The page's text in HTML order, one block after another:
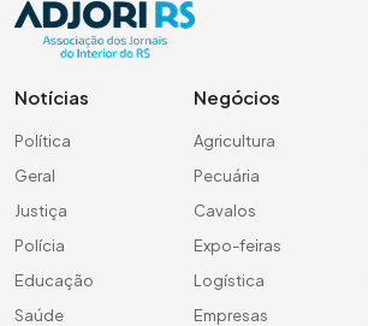
Notícias
Política
Geral
Justiça
Polícia
Educação
Saúde
Negócios
Agricultura
Pecuária
Cavalos
Expo-feiras
Logística
Empresas